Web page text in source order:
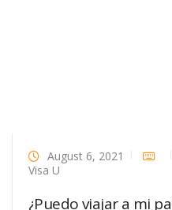
August 6, 2021
Visa U
¿Puedo viajar a mi